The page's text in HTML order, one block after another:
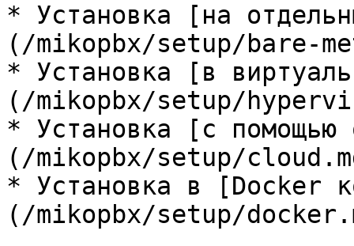
* Установка [на
(/mikopbx/setup/bare-
* Установка [в
(/mikopbx/setup/
* Установка [с помощью
(/mikopbx/setup/
* Установка в [Docker
(/mikopbx/setup/